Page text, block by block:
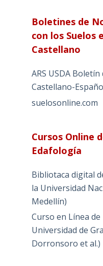
Boletines de
con los Suelos
Castellano
ARS USDA
Castellano-
suelosonline.com
Cursos Online
Edafología
Bibliotaca digital
la Universidad
Medellín)
Curso en Línea
Universidad de
Dorronsoro et al.)